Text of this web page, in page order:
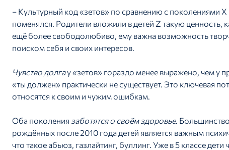
– Культурный код «зетов» по сравнению с поколениями
поменялся. Родители вложили в детей Z такую ценность,
ещё более свободолюбиво, ему важна возможность
поиском себя и своих интересов.
Чувство долгау «зетов» гораздо менее выражено, чем у
«ты должен» практически не существует. Это ключевая
относятся к своим и чужим ошибкам.
Оба поколения заботятся о своём здоровье.
рождённых после 2010 года детей является важным
что такое абьюз, газлайтинг, буллинг. Уже в 5 классе